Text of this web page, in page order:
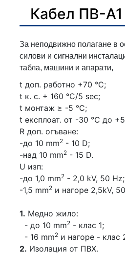
Кабел ПВ-
За неподвижно полагане в
силови и сигнални
табла, машини и апарати,
t доп. работно +70 °С;
t к. с. + 160 °С/5 sec;
t монтаж ≥ -5 °С;
t експлоат. от -30 °C до
R доп. огъване:
-до 10 mm2 - 10 D;
-над 10 mm2 - 15 D.
U изп:
-до 1,0 mm2 - 2,0 kV, 50 Hz;
-1,5 mm2 и нагоре 2,5kV,
1. Медно жило:
- до 10 mm2 - клас 1;
- 16 mm2 и нагоре - клас
2. Изолация от ПВХ.